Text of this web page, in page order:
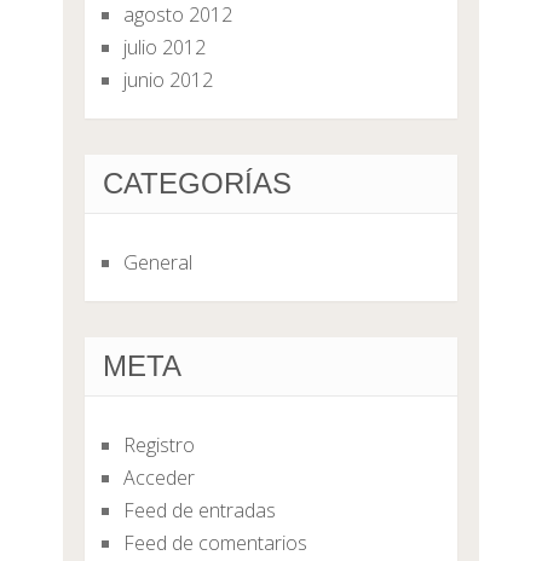
agosto 2012
julio 2012
junio 2012
CATEGORÍAS
General
META
Registro
Acceder
Feed de entradas
Feed de comentarios